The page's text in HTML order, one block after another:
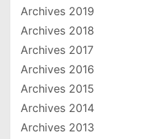
Archives 2019
Archives 2018
Archives 2017
Archives 2016
Archives 2015
Archives 2014
Archives 2013